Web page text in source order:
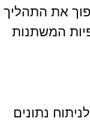
את התהליך
המשתנות
נתונים